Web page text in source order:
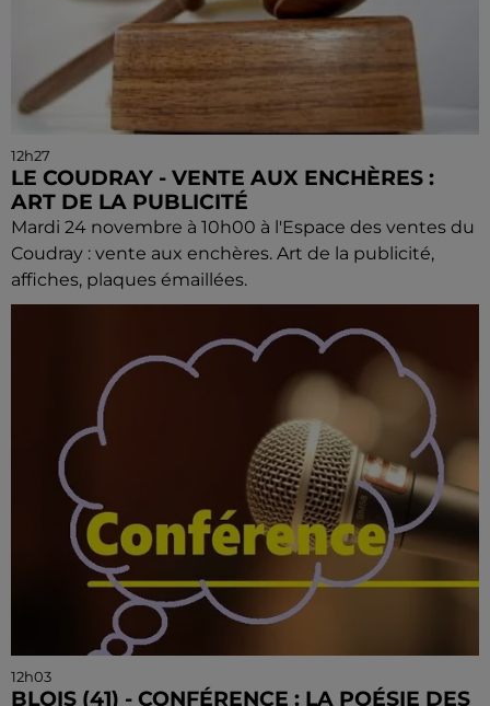
12h27
LE COUDRAY - VENTE AUX ENCHÈRES :
ART DE LA PUBLICITÉ
Mardi 24 novembre à 10h00 à l'Espace des ventes du
Coudray : vente aux enchères. Art de la publicité,
affiches, plaques émaillées.
12h03
BLOIS (41) - CONFÉRENCE : LA POÉSIE DES